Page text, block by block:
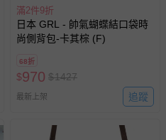
滿2件9折
日本 GRL - 帥氣蝴蝶結口袋時
尚側背包-卡其棕 (F)
68折
$970 $1427
最新上架 追蹤